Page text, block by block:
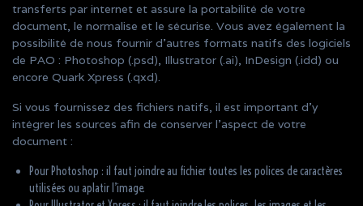
transferts par internet et assure la portabilité de votre
document, le normalise et le sécurise. Vous avez également la
possibilité de nous fournir d’autres formats natifs des logiciels
de PAO : Photoshop (.psd), Illustrator (.ai), InDesign (.idd) ou
encore Quark Xpress (.qxd).
Si vous fournissez des fichiers natifs, il est important d’y
intégrer les sources afin de conserver l’aspect de votre
document :
Pour Photoshop : il faut joindre au fichier toutes les polices de caractères
utilisées ou aplatir l’image.